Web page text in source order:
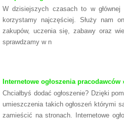
W dzisiejszych czasach to w
korzystamy najczęściej. Służy nam
zakupów, uczenia się, zabawy oraz
sprawdzamy w n
Internetowe ogłoszenia pracodawców
Chciałbyś dodać ogłoszenie? Dzięki
umieszczenia takich ogłoszeń którymi
zamieścić na stronach. Internetowe